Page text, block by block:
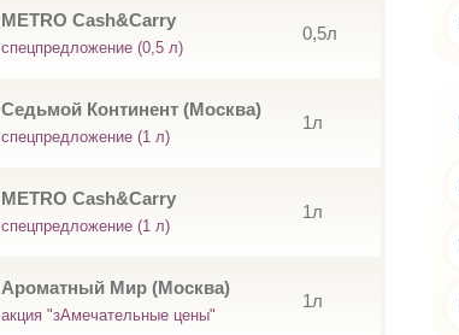
METRO Cash&Carry
спецпредложение (0,5 л)
0,5л
Седьмой Континент (Москва)
спецпредложение (1 л)
1л
METRO Cash&Carry
спецпредложение (1 л)
1л
Ароматный Мир (Москва)
акция "зАмечательные цены"
1л